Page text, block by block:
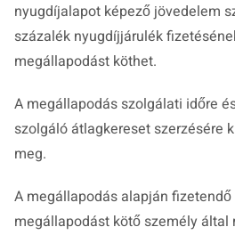
nyugdíjalapot képező jövedelem
százalék nyugdíjjárulék
megállapodást köthet.
A megállapodás szolgálati időre
szolgáló átlagkereset szerzésére
meg.
A megállapodás alapján
megállapodást kötő személy